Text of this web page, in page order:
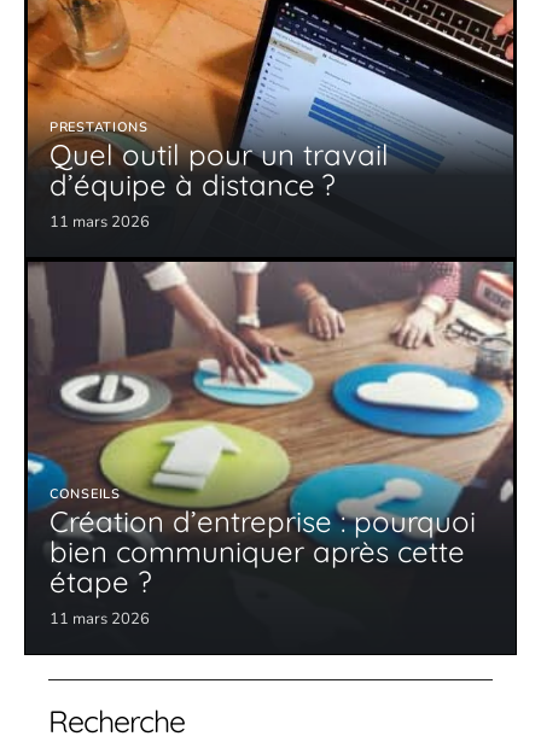
PRESTATIONS
Quel outil pour un travail
d’équipe à distance ?
11 mars 2026
CONSEILS
Création d’entreprise : pourquoi
bien communiquer après cette
étape ?
11 mars 2026
Recherche